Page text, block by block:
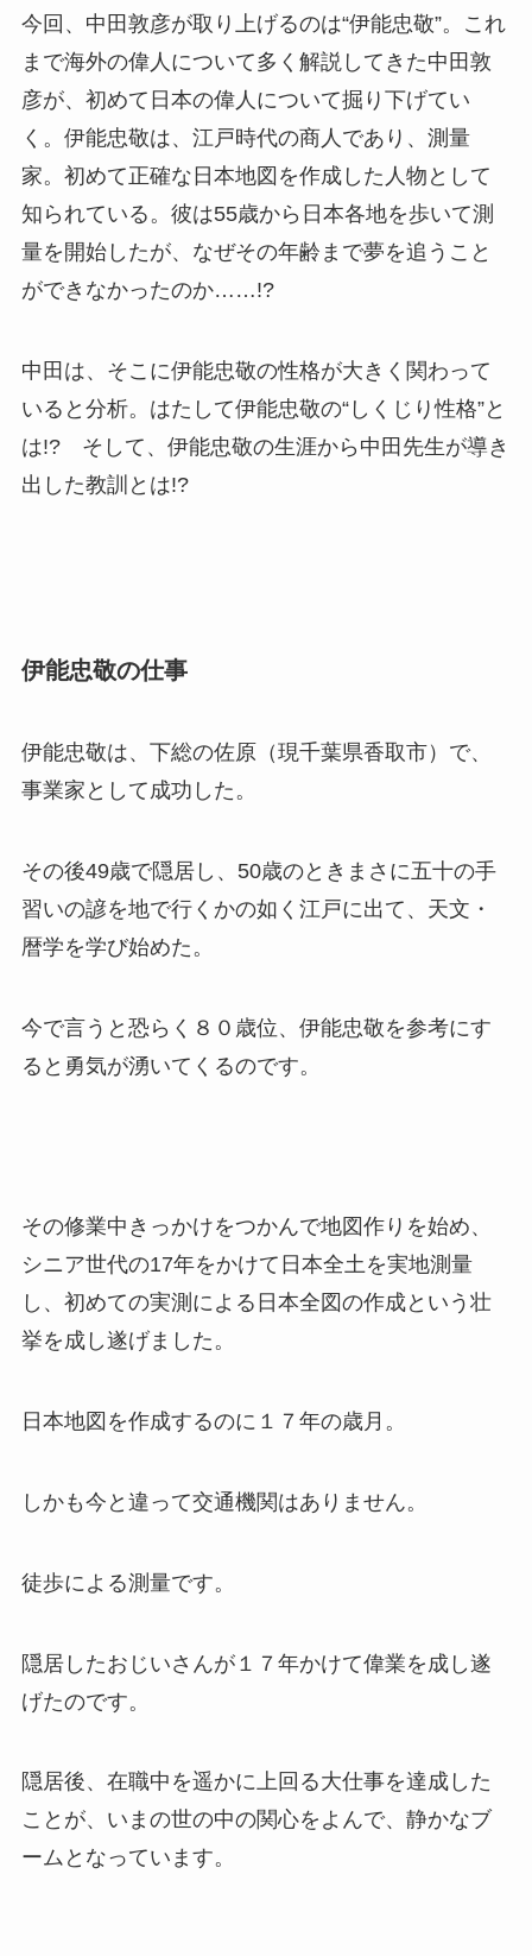
今回、中田敦彦が取り上げるのは“伊能忠敬”。これ
まで海外の偉人について多く解説してきた中田敦
彦が、初めて日本の偉人について掘り下げてい
く。伊能忠敬は、江戸時代の商人であり、測量
家。初めて正確な日本地図を作成した人物として
知られている。彼は55歳から日本各地を歩いて測
量を開始したが、なぜその年齢まで夢を追うこと
ができなかったのか……!?
中田は、そこに伊能忠敬の性格が大きく関わって
いると分析。はたして伊能忠敬の“しくじり性格”と
は!? そして、伊能忠敬の生涯から中田先生が導き
出した教訓とは!?
伊能忠敬の仕事
伊能忠敬は、下総の佐原（現千葉県香取市）で、
事業家として成功した。
その後49歳で隠居し、50歳のときまさに五十の手
習いの諺を地で行くかの如く江戸に出て、天文・
暦学を学び始めた。
今で言うと恐らく８０歳位、伊能忠敬を参考にす
ると勇気が湧いてくるのです。
その修業中きっかけをつかんで地図作りを始め、
シニア世代の17年をかけて日本全土を実地測量
し、初めての実測による日本全図の作成という壮
挙を成し遂げました。
日本地図を作成するのに１７年の歳月。
しかも今と違って交通機関はありません。
徒歩による測量です。
隠居したおじいさんが１７年かけて偉業を成し遂
げたのです。
隠居後、在職中を遥かに上回る大仕事を達成した
ことが、いまの世の中の関心をよんで、静かなブ
ームとなっています。